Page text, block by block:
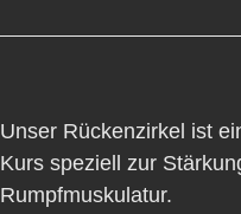
Unser Rückenzirkel ist
Kurs speziell zur
Rumpfmuskulatur.